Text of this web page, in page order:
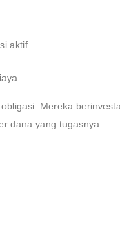
aktif.
Mereka
dana yang tugasnya